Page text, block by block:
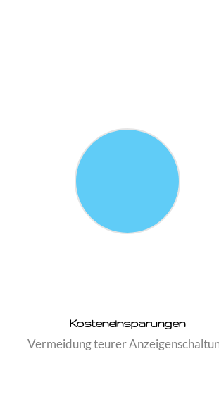
Kosteneinsparungen
Vermeidung teurer